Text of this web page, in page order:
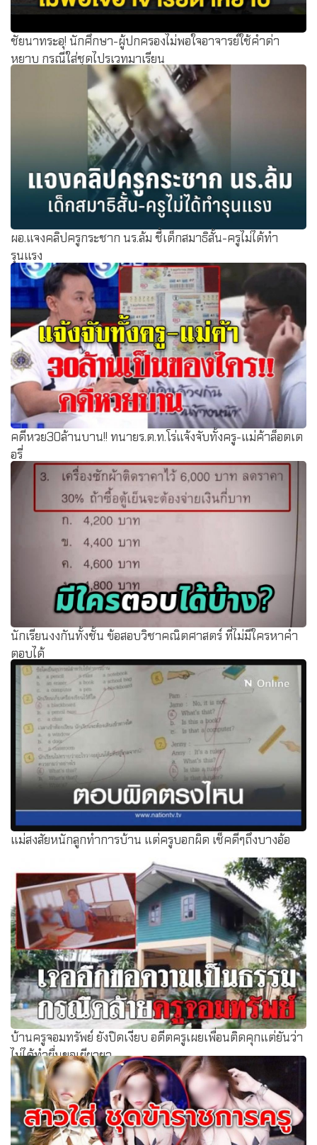
ชัยนาทระอุ! นักศึกษา-ผู้ปกครองไม่พอใจอาจารย์ใช้คำด่า
หยาบ กรณีใส่ชุดไปรเวทมาเรียน
ผอ.แจงคลิปครูกระชาก นร.ล้ม ชี้เด็กสมาธิสั้น-ครูไม่ได้ทำ
รุนแรง
คดีหวย30ล้านบาน!! ทนายร.ต.ท.โร่แจ้งจับทั้งครู-แม่ค้าล็อตเต
อรี่
นักเรียนงงกันทั้งชั้น ข้อสอบวิชาคณิตศาสตร์ ที่ไม่มีใครหาคำ
ตอบได้
แม่สงสัยหนักลูกทำการบ้าน แต่ครูบอกผิด เช็คดีๆถึงบางอ้อ
บ้านครูจอมทรัพย์ ยังปิดเงียบ อดีตครูเผยเพื่อนติดคุกแต่ยันว่า
ไม่ได้ทำยื่นขอเยียวยา